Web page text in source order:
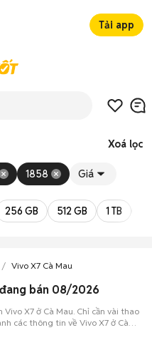
Tải app
Xoá lọc
1858 Giá
256 GB 512 GB 1 TB
Vivo X7 Cà Mau
bán 08/2026
X7 ở Cà Mau. Chỉ cần vài thao
các thông tin về Vivo X7 ở Cà